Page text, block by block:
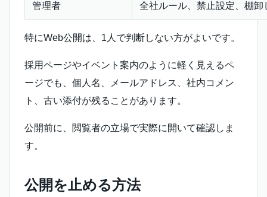
管理者 全社ルール、禁止設定、棚卸
特にWeb公開は、1人で判断しない方がよいです。
採用ページやイベント案内のように軽く見えるペ
ージでも、個人名、メールアドレス、社内コメン
ト、古い添付が残ることがあります。
公開前に、閲覧者の立場で実際に開いて確認しま
す。
公開を止める方法